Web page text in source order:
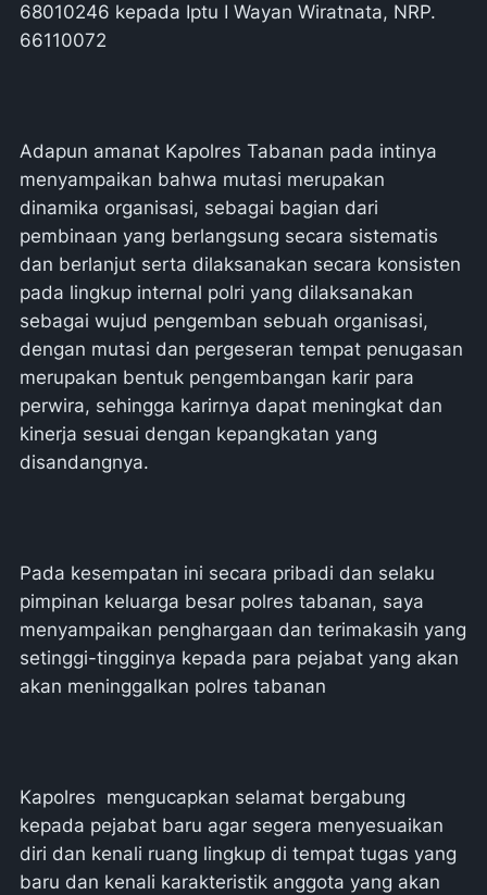
68010246 kepada Iptu I Wayan Wiratnata, NRP.
66110072
Adapun amanat Kapolres Tabanan pada intinya
menyampaikan bahwa mutasi merupakan
dinamika organisasi, sebagai bagian dari
pembinaan yang berlangsung secara sistematis
dan berlanjut serta dilaksanakan secara konsisten
pada lingkup internal polri yang dilaksanakan
sebagai wujud pengemban sebuah organisasi,
dengan mutasi dan pergeseran tempat penugasan
merupakan bentuk pengembangan karir para
perwira, sehingga karirnya dapat meningkat dan
kinerja sesuai dengan kepangkatan yang
disandangnya.
Pada kesempatan ini secara pribadi dan selaku
pimpinan keluarga besar polres tabanan, saya
menyampaikan penghargaan dan terimakasih yang
setinggi-tingginya kepada para pejabat yang akan
akan meninggalkan polres tabanan
Kapolres mengucapkan selamat bergabung
kepada pejabat baru agar segera menyesuaikan
diri dan kenali ruang lingkup di tempat tugas yang
baru dan kenali karakteristik anggota yang akan